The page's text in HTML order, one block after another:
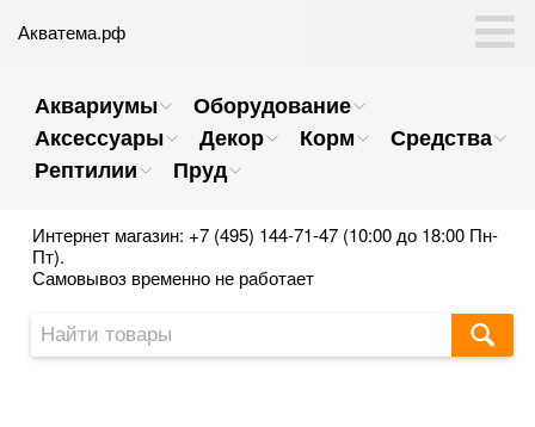
Акватема.рф
Аквариумы
Оборудование
Аксессуары
Декор Корм
Средства
Рептилии
Пруд
Интернет магазин: +7 (495) 144-71-47 (10:00 до 18:00 Пн-
Пт).
Самовывоз временно не работает